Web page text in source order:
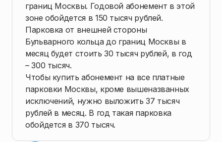
границ Москвы. Годовой абонемент в этой
зоне обойдется в 150 тысяч рублей.
Парковка от внешней стороны
Бульварного кольца до границ Москвы в
месяц будет стоить 30 тысяч рублей, в год
– 300 тысяч.
Чтобы купить абонемент на все платные
парковки Москвы, кроме вышеназванных
исключений, нужно выложить 37 тысяч
рублей в месяц. В год такая парковка
обойдется в 370 тысяч.